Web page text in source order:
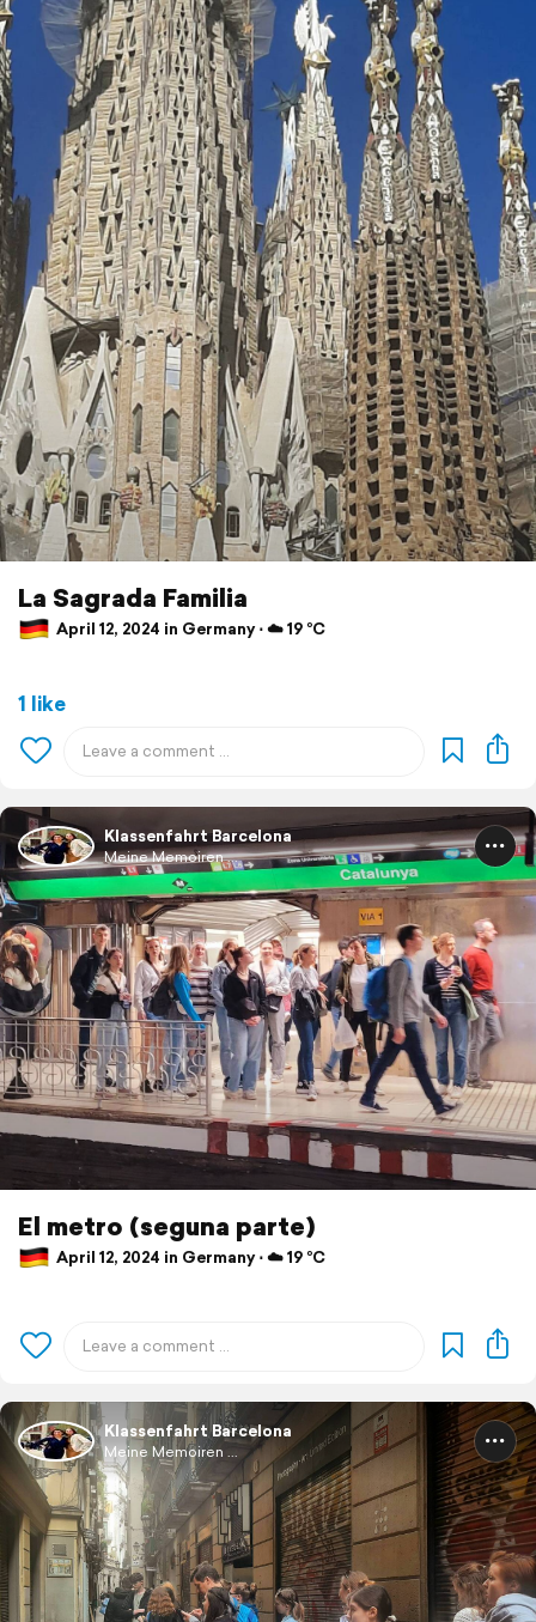
La Sagrada Familia
April 12, 2024 in Germany ⋅ ☁️ 19 °C
1 like
Klassenfahrt Barcelona
Meine Memoiren ...
El metro (seguna parte)
April 12, 2024 in Germany ⋅ ☁️ 19 °C
Klassenfahrt Barcelona
Meine Memoiren ...